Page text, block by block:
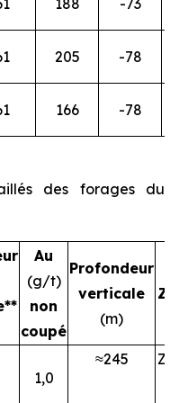
205 -78
166 -78
des forages du
Au
(g/t)
non
coupé
Profondeur
verticale
(m)
1,0
≈245